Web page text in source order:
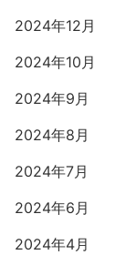
2024年12月
2024年10月
2024年9月
2024年8月
2024年7月
2024年6月
2024年4月